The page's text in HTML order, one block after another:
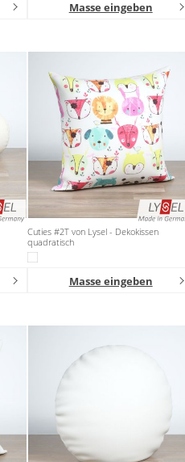
Masse eingeben
Cuties #2T von Lysel - Dekokissen
quadratisch
Masse eingeben